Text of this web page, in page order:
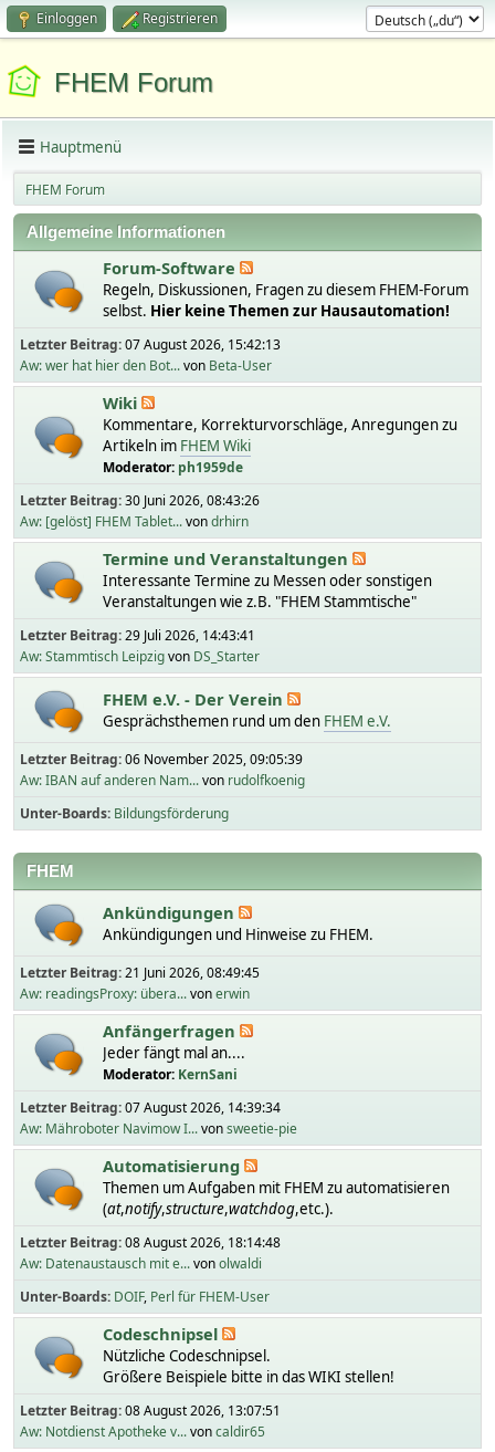
Einloggen Registrieren
FHEM Forum
Hauptmenü
FHEM Forum
Allgemeine Informationen
Forum-Software
Regeln, Diskussionen, Fragen zu diesem FHEM-Forum
selbst. Hier keine Themen zur Hausautomation!
Letzter Beitrag:07 August 2026, 15:42:13
Aw: wer hat hier den Bot...von Beta-User
Wiki
Kommentare, Korrekturvorschläge, Anregungen zu
Artikeln im FHEM Wiki
Moderator: ph1959de
Letzter Beitrag:30 Juni 2026, 08:43:26
Aw: [gelöst] FHEM Tablet...vondrhirn
Termine und Veranstaltungen
Interessante Termine zu Messen oder sonstigen
Veranstaltungen wie z.B. "FHEM Stammtische"
Letzter Beitrag:29 Juli 2026, 14:43:41
Aw: Stammtisch Leipzigvon DS_Starter
FHEM e.V. - Der Verein
Gesprächsthemen rund um den FHEM e.V.
Letzter Beitrag:06 November 2025, 09:05:39
Aw: IBAN auf anderen Nam...von rudolfkoenig
Unter-Boards Bildungsförderung
FHEM
Ankündigungen
Ankündigungen und Hinweise zu FHEM.
Letzter Beitrag:21 Juni 2026, 08:49:45
Aw: readingsProxy: übera...vonerwin
Anfängerfragen
Jeder fängt mal an....
Moderator: KernSani
Letzter Beitrag:07 August 2026, 14:39:34
Aw: Mähroboter Navimow I...vonsweetie-pie
Automatisierung
Themen um Aufgaben mit FHEM zu automatisieren
(at,notify,structure,watchdog,etc.).
Letzter Beitrag:08 August 2026, 18:14:48
Aw: Datenaustausch mit e...vonolwaldi
Unter-Boards DOIF Perl für FHEM-User
Codeschnipsel
Nützliche Codeschnipsel.
Größere Beispiele bitte in das WIKI stellen!
Letzter Beitrag:08 August 2026, 13:07:51
Aw: Notdienst Apotheke v...voncaldir65